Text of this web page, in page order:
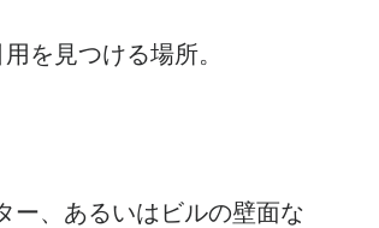
を見つける場所。
ー、あるいはビルの壁面な